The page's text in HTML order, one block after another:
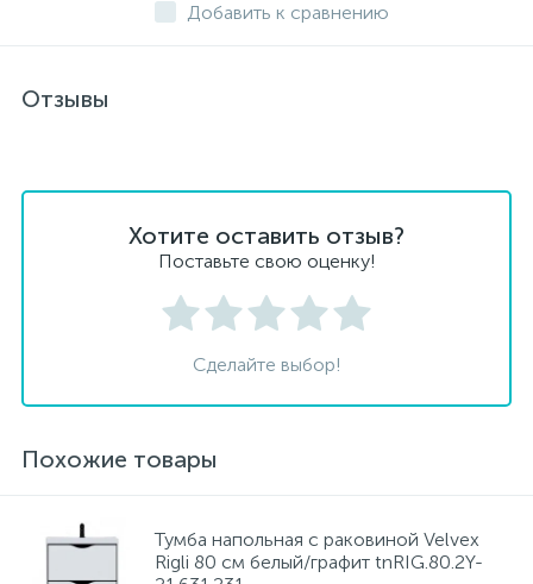
Добавить к сравнению
Отзывы
Хотите оставить отзыв?
Поставьте свою оценку!
Сделайте выбор!
Похожие товары
Тумба напольная с раковиной Velvex
Rigli 80 см белый/графит tnRIG.80.2Y-